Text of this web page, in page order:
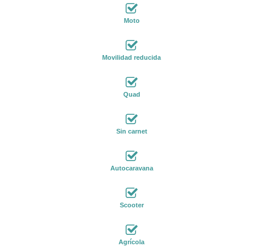
Moto
Movilidad reducida
Quad
Sin carnet
Autocaravana
Scooter
Agrícola